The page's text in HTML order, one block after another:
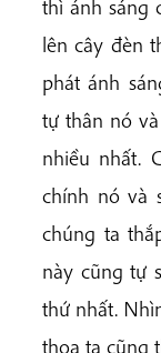
thì ánh sáng
lên cây đèn
phát ánh
tự thân nó
nhiều nhất.
chính nó và
chúng ta
này cũng tự
thứ nhất.
thoa ta cũng